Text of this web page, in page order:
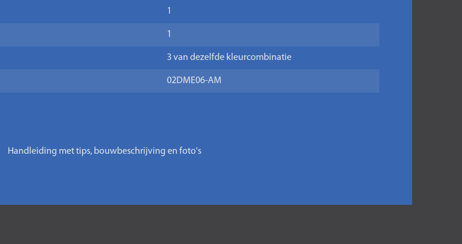
1
1
3 van dezelfde kleurcombinatie
02DME06-AM
Handleiding met tips, bouwbeschrijving en foto's